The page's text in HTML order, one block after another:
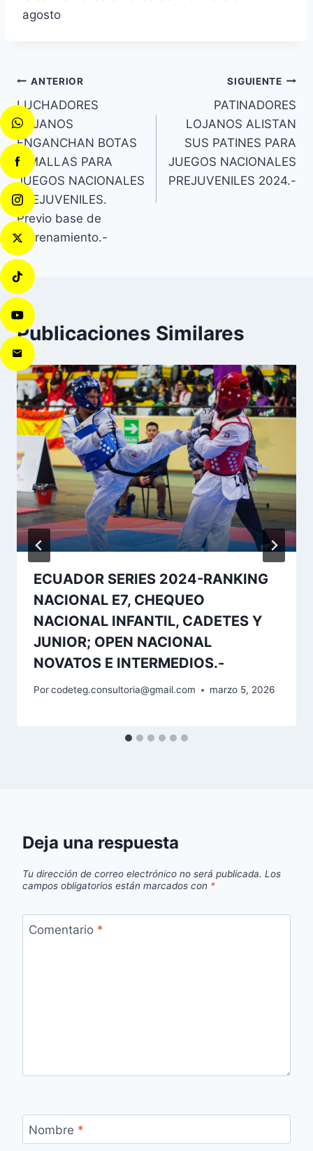
agosto
ANTERIOR
LUCHADORES
LOJANOS
ENGANCHAN BOTAS
Y MALLAS PARA
JUEGOS NACIONALES
PREJUVENILES.
Previo base de
entrenamiento.-
SIGUIENTE
PATINADORES
LOJANOS ALISTAN
SUS PATINES PARA
JUEGOS NACIONALES
PREJUVENILES 2024.-
Publicaciones Similares
ECUADOR SERIES 2024-RANKING
NACIONAL E7, CHEQUEO
NACIONAL INFANTIL, CADETES Y
JUNIOR; OPEN NACIONAL
NOVATOS E INTERMEDIOS.-
Porcodeteg.consultoria@gmail.com marzo 5, 2026
Deja una respuesta
Tu dirección de correo electrónico no será publicada. Los
campos obligatorios están marcados con *
Comentario *
Nombre *